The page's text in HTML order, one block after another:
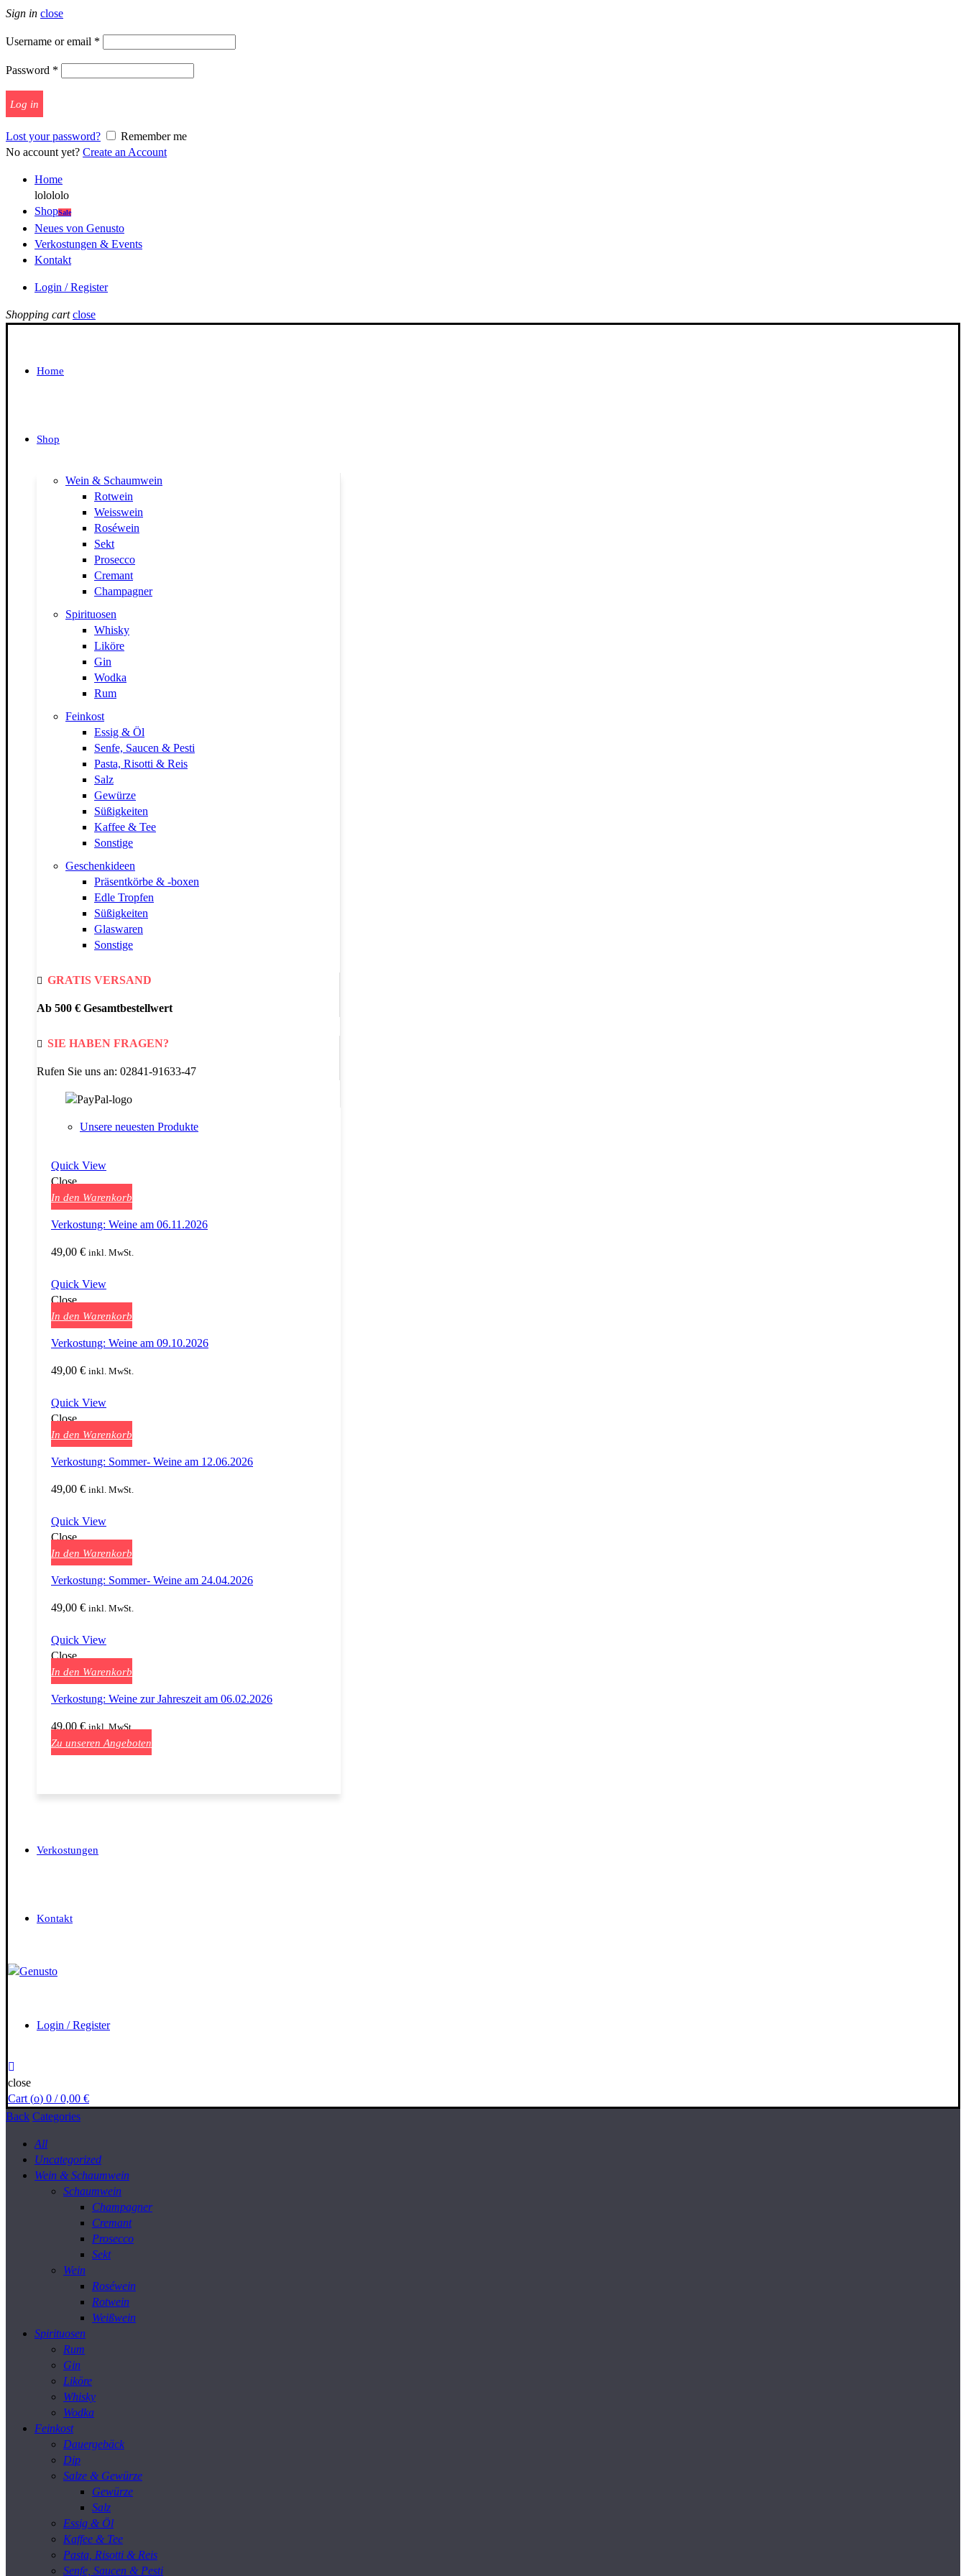
Sign in close
Username or email *
Password *
Log in
Lost your password?
Remember me
No account yet? Create an Account
Home
lolololo
ShopSale
Neues von Genusto
Verkostungen & Events
Kontakt
Login / Register
Shopping cart close
Home
Shop
Wein & Schaumwein
Rotwein
Weisswein
Roséwein
Sekt
Prosecco
Cremant
Champagner
Spirituosen
Whisky
Liköre
Gin
Wodka
Rum
Feinkost
Essig & Öl
Senfe, Saucen & Pesti
Pasta, Risotti & Reis
Salz
Gewürze
Süßigkeiten
Kaffee & Tee
Sonstige
Geschenkideen
Präsentkörbe & -boxen
Edle Tropfen
Süßigkeiten
Glaswaren
Sonstige
GRATIS VERSAND
Ab 500 € Gesamtbestellwert
SIE HABEN FRAGEN?
Rufen Sie uns an: 02841-91633-47
Unsere neuesten Produkte
Quick View
Close
In den Warenkorb
Verkostung: Weine am 06.11.2026
49,00 € inkl. MwSt.
Quick View
Close
In den Warenkorb
Verkostung: Weine am 09.10.2026
49,00 € inkl. MwSt.
Quick View
Close
In den Warenkorb
Verkostung: Sommer- Weine am 12.06.2026
49,00 € inkl. MwSt.
Quick View
Close
In den Warenkorb
Verkostung: Sommer- Weine am 24.04.2026
49,00 € inkl. MwSt.
Quick View
Close
In den Warenkorb
Verkostung: Weine zur Jahreszeit am 06.02.2026
49,00€ inkl. MwSt.
Zu unseren Angeboten
Verkostungen
Kontakt
Login / Register
close
Cart (o) 0 / 0,00 €
Back Categories
All
Uncategorized
Wein & Schaumwein
Schaumwein
Champagner
Cremant
Prosecco
Sekt
Wein
Roséwein
Rotwein
Weißwein
Spirituosen
Rum
Gin
Liköre
Whisky
Wodka
Feinkost
Dauergebäck
Dip
Salze & Gewürze
Gewürze
Salz
Essig & Öl
Kaffee & Tee
Pasta, Risotti & Reis
Senfe, Saucen & Pesti